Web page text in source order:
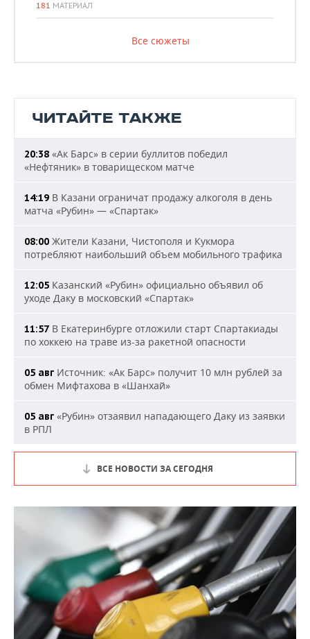
181 МАТЕРИАЛ
Все сюжеты
ЧИТАЙТЕ ТАКЖЕ
20:38 «Ак Барс» в серии буллитов победил
«Нефтяник» в товарищеском матче
14:19 В Казани ограничат продажу алкоголя в день
матча «Рубин» — «Спартак»
08:00 Жители Казани, Чистополя и Кукмора
потребляют наибольший объем мобильного трафика
12:05 Казанский «Рубин» официально объявил об
уходе Даку в московский «Спартак»
11:57 В Екатеринбурге отложили старт Спартакиады
по хоккею на траве из-за ракетной опасности
05 авг Источник: «Ак Барс» получит 10 млн рублей за
обмен Мифтахова в «Шанхай»
05 авг «Рубин» отзаявил нападающего Даку из заявки
в РПЛ
ВСЕ НОВОСТИ ЗА СЕГОДНЯ